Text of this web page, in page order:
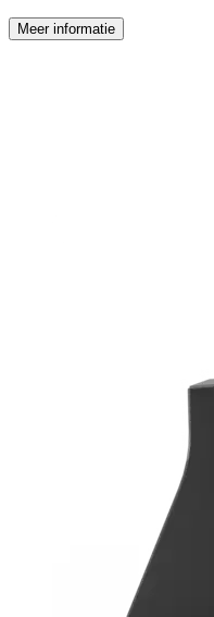
Meer informatie